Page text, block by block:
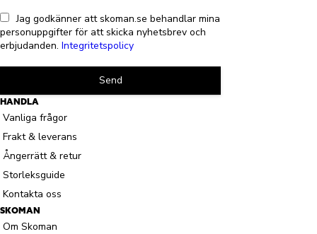
Jag godkänner att skoman.se behandlar mina
personuppgifter för att skicka nyhetsbrev och
erbjudanden. Integritetspolicy
Send
HANDLA
Vanliga frågor
Frakt & leverans
Ångerrätt & retur
Storleksguide
Kontakta oss
SKOMAN
Om Skoman